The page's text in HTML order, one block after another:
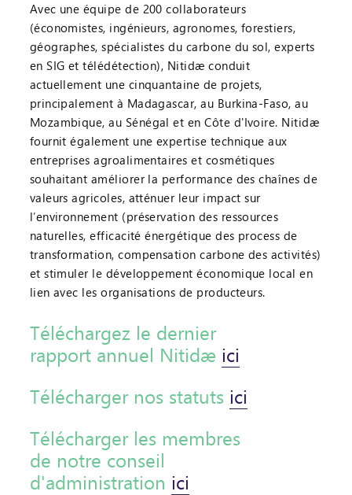
Avec une équipe de 200 collaborateurs
(économistes, ingénieurs, agronomes, forestiers,
géographes, spécialistes du carbone du sol, experts
en SIG et télédétection), Nitidæ conduit
actuellement une cinquantaine de projets,
principalement à Madagascar, au Burkina-Faso, au
Mozambique, au Sénégal et en Côte d'Ivoire. Nitidæ
fournit également une expertise technique aux
entreprises agroalimentaires et cosmétiques
souhaitant améliorer la performance des chaînes de
valeurs agricoles, atténuer leur impact sur
l’environnement (préservation des ressources
naturelles, efficacité énergétique des process de
transformation, compensation carbone des activités)
et stimuler le développement économique local en
lien avec les organisations de producteurs.
Téléchargez le dernier
rapport annuel Nitidæ ici
Télécharger nos statuts ici
Télécharger les membres
de notre conseil
d'administration ici